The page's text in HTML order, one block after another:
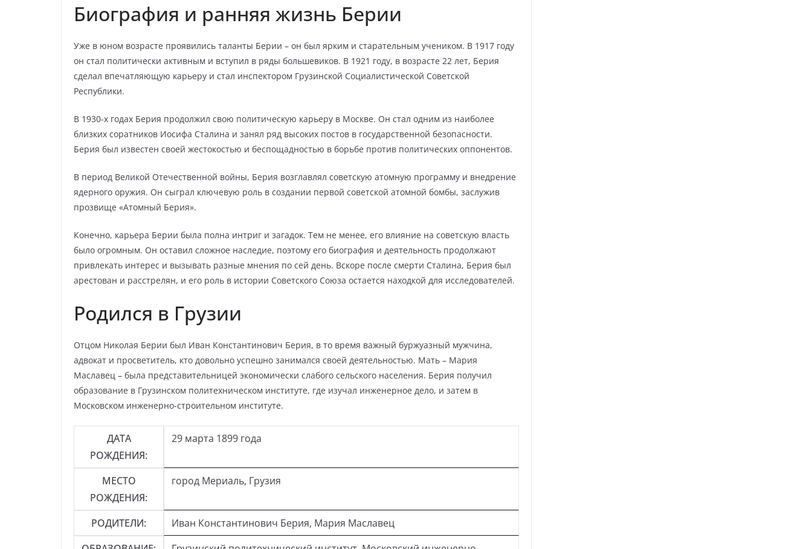
Биография и ранняя жизнь Берии
Уже в юном возрасте проявились таланты Берии – он был ярким и старательным учеником. В 1917 году
он стал политически активным и вступил в ряды большевиков. В 1921 году, в возрасте 22 лет, Берия
сделал впечатляющую карьеру и стал инспектором Грузинской Социалистической Советской
Республики.
В 1930-х годах Берия продолжил свою политическую карьеру в Москве. Он стал одним из наиболее
близких соратников Иосифа Сталина и занял ряд высоких постов в государственной безопасности.
Берия был известен своей жестокостью и беспощадностью в борьбе против политических оппонентов.
В период Великой Отечественной войны, Берия возглавлял советскую атомную программу и внедрение
ядерного оружия. Он сыграл ключевую роль в создании первой советской атомной бомбы, заслужив
прозвище «Атомный Берия».
Конечно, карьера Берии была полна интриг и загадок. Тем не менее, его влияние на советскую власть
было огромным. Он оставил сложное наследие, поэтому его биография и деятельность продолжают
привлекать интерес и вызывать разные мнения по сей день. Вскоре после смерти Сталина, Берия был
арестован и расстрелян, и его роль в истории Советского Союза остается находкой для исследователей.
Родился в Грузии
Отцом Николая Берии был Иван Константинович Берия, в то время важный буржуазный мужчина,
адвокат и просветитель, кто довольно успешно занимался своей деятельностью. Мать – Мария
Маславец – была представительницей экономически слабого сельского населения. Берия получил
образование в Грузинском политехническом институте, где изучал инженерное дело, и затем в
Московском инженерно-строительном институте.
ДАТА
РОЖДЕНИЯ:
29 марта 1899 года
МЕСТО
РОЖДЕНИЯ:
город Мериаль, Грузия
РОДИТЕЛИ:
Иван Константинович Берия, Мария Маславец